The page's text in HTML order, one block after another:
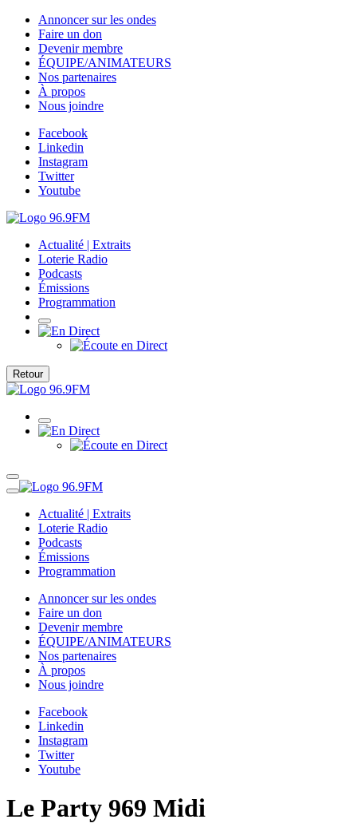
Annoncer sur les ondes
Faire un don
Devenir membre
ÉQUIPE/ANIMATEURS
Nos partenaires
À propos
Nous joindre
Facebook
Linkedin
Instagram
Twitter
Youtube
Actualité | Extraits
Loterie Radio
Podcasts
Émissions
Programmation
Retour
Actualité | Extraits
Loterie Radio
Podcasts
Émissions
Programmation
Annoncer sur les ondes
Faire un don
Devenir membre
ÉQUIPE/ANIMATEURS
Nos partenaires
À propos
Nous joindre
Facebook
Linkedin
Instagram
Twitter
Youtube
Le Party 969 Midi